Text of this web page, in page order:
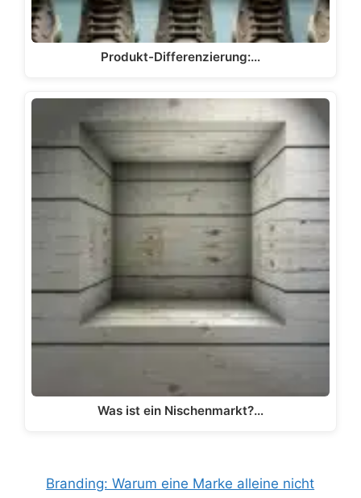
Produkt-Differenzierung:…
Was ist ein Nischenmarkt?…
Branding: Warum eine Marke alleine nicht